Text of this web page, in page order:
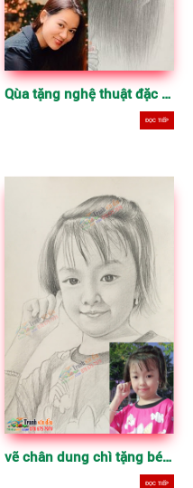
Qùa tặng nghệ thuật đặc biệt
ĐỌC TIẾP
vẽ chân dung chì tặng bé, quà tặng sinh nhật
ĐỌC TIẾP